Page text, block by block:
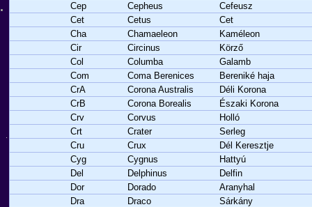
Cep
Cepheus
Cefeusz
Cet
Cetus
Cet
Cha
Chamaeleon
Kaméleon
Cir
Circinus
Körző
Col
Columba
Galamb
Com
Coma Berenices
Bereniké haja
CrA
Corona Australis
Déli Korona
CrB
Corona Borealis
Északi Korona
Crv
Corvus
Holló
Crt
Crater
Serleg
Cru
Crux
Dél Keresztje
Cyg
Cygnus
Hattyú
Del
Delphinus
Delfin
Dor
Dorado
Aranyhal
Dra
Draco
Sárkány